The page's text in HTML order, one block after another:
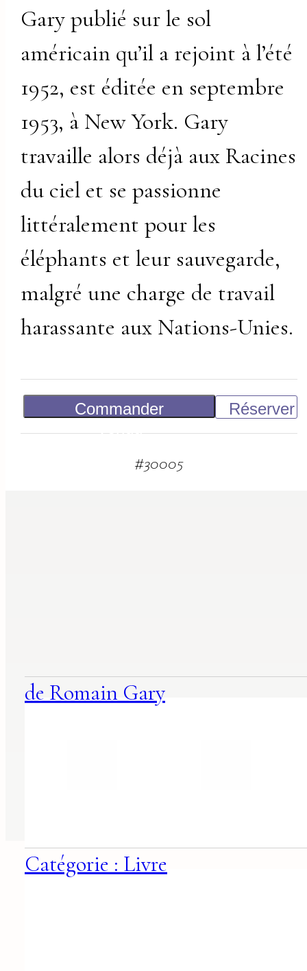
Gary publié sur le sol
américain qu’il a rejoint à l’été
1952, est éditée en septembre
1953, à New York. Gary
travaille alors déjà aux Racines
du ciel et se passionne
littéralement pour les
éléphants et leur sauvegarde,
malgré une charge de travail
harassante aux Nations-Unies.
Commander
Réserver
#30005
de Romain Gary
Catégorie : Livre